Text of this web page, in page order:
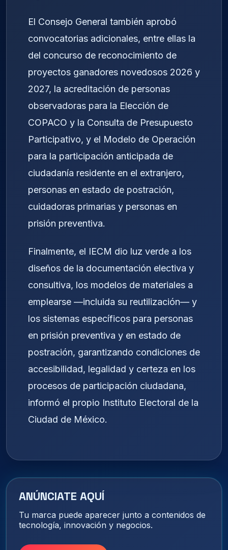
El Consejo General también aprobó
convocatorias adicionales, entre ellas la
del concurso de reconocimiento de
proyectos ganadores novedosos 2026 y
2027, la acreditación de personas
observadoras para la Elección de
COPACO y la Consulta de Presupuesto
Participativo, y el Modelo de Operación
para la participación anticipada de
ciudadanía residente en el extranjero,
personas en estado de postración,
cuidadoras primarias y personas en
prisión preventiva.
Finalmente, el IECM dio luz verde a los
diseños de la documentación electiva y
consultiva, los modelos de materiales a
emplearse —incluida su reutilización— y
los sistemas específicos para personas
en prisión preventiva y en estado de
postración, garantizando condiciones de
accesibilidad, legalidad y certeza en los
procesos de participación ciudadana,
informó el propio Instituto Electoral de la
Ciudad de México.
ANÚNCIATE AQUÍ
Tu marca puede aparecer junto a contenidos de
tecnología, innovación y negocios.